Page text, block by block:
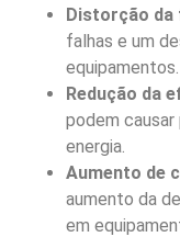
Distorção da
falhas e um
equipamentos.
Redução da
podem
energia.
Aumento de
aumento da
em